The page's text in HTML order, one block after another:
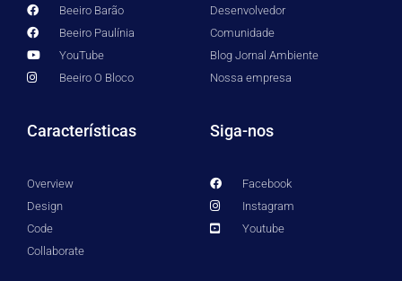
Beeiro Barão
Beeiro Paulínia
YouTube
Beeiro O Bloco
Desenvolvedor
Comunidade
Blog Jornal Ambiente
Nossa empresa
Características
Overview
Design
Code
Collaborate
Siga-nos
Facebook
Instagram
Youtube